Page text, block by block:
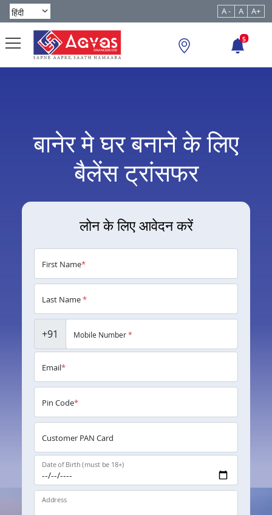
A - A A+
5
बानेर मे घर बनाने के लिए
बैलेंस ट्रांसफर
लोन के लिए आवेदन करें
First Name*
Last Name*
+91 Mobile Number*
Email*
Pin Code*
Customer PAN Card
Date of Birth (must be 18+)
Address